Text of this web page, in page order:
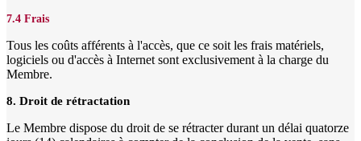
7.4 Frais
Tous les coûts afférents à l'accès, que ce soit les frais matériels,
logiciels ou d'accès à Internet sont exclusivement à la charge du
Membre.
8. Droit de rétractation
Le Membre dispose du droit de se rétracter durant un délai quatorze